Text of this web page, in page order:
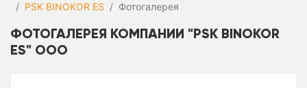
PSK BINOKOR ES
Фотогалерея
ФОТОГАЛЕРЕЯ КОМПАНИИ "PSK BINOKOR
ES" ООО